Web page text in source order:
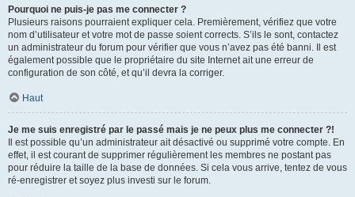
Pourquoi ne puis-je pas me connecter ?
Plusieurs raisons pourraient expliquer cela. Premièrement, vérifiez que votre
nom d’utilisateur et votre mot de passe soient corrects. S’ils le sont, contactez
un administrateur du forum pour vérifier que vous n’avez pas été banni. Il est
également possible que le propriétaire du site Internet ait une erreur de
configuration de son côté, et qu’il devra la corriger.
Haut
Je me suis enregistré par le passé mais je ne peux plus me connecter ?!
Il est possible qu’un administrateur ait désactivé ou supprimé votre compte. En
effet, il est courant de supprimer régulièrement les membres ne postant pas
pour réduire la taille de la base de données. Si cela vous arrive, tentez de vous
ré-enregistrer et soyez plus investi sur le forum.